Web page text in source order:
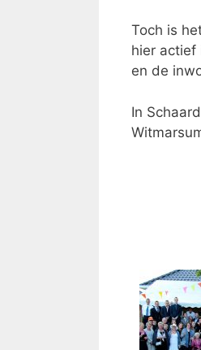
Toch is
hier actief
en de
In